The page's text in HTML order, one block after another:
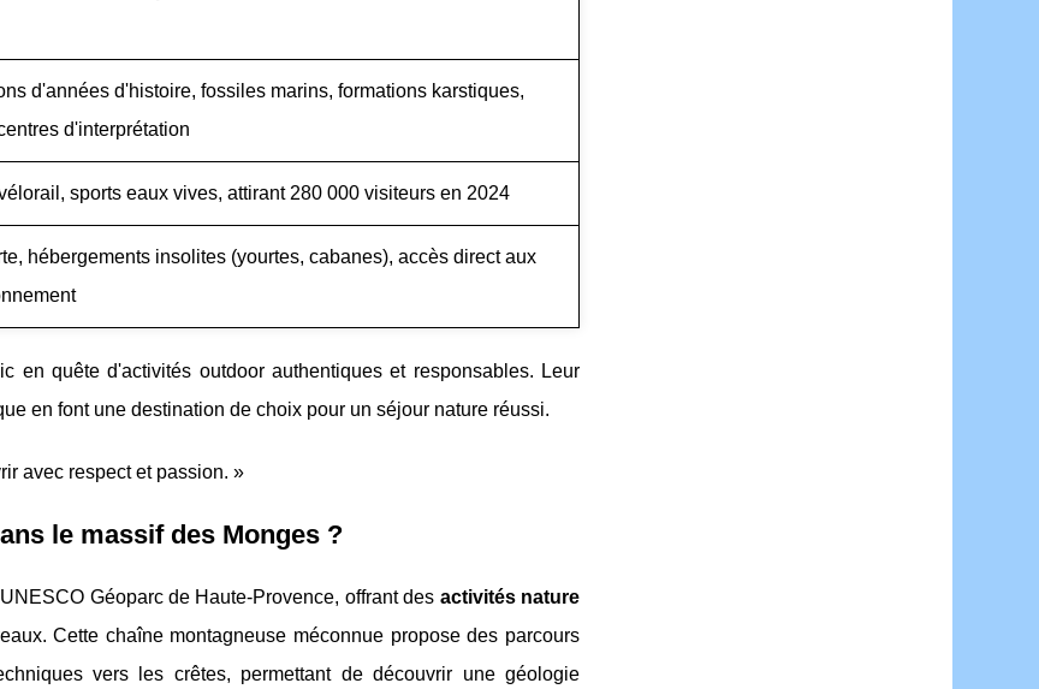
d'années d'histoire, fossiles marins, formations karstiques,
d'interprétation
sports eaux vives, attirant 280 000 visiteurs en 2024
hébergements insolites (yourtes, cabanes), accès direct aux
en quête d'activités outdoor authentiques et responsables. Leur
en font une destination de choix pour un séjour nature réussi.
avec respect et passion. »
le massif des Monges ?
Géoparc de Haute-Provence, offrant des activités nature
Cette chaîne montagneuse méconnue propose des parcours
vers les crêtes, permettant de découvrir une géologie